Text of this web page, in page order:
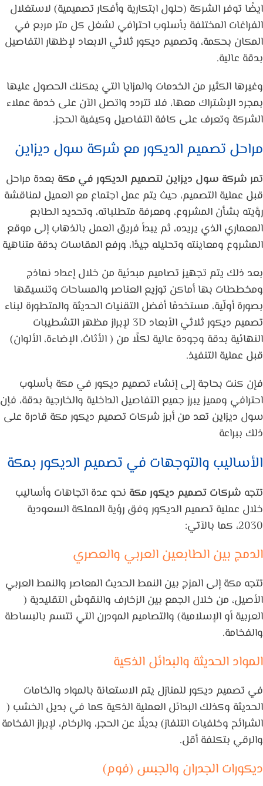
ايضًا توفر الشركة (حلول ابتكارية وأفكار تصميمية) لاستغلال
الفراغات المختلفة بأسلوب احترافي لشغل كل متر مربع في
المكان بحكمة، وتصميم ديكور ثلاثي الابعاد لإظهار التفاصيل
بدقة عالية.
وغيرها الكثير من الخدمات والمزايا التي يمكنك الحصول عليها
بمجرد الإشتراك معها، فلا تتردد واتصل الآن على خدمة عملاء
الشركة وتعرف على كافة التفاصيل وكيفية الحجز.
مراحل تصميم الديكور مع شركة سول ديزاين
تمر شركة سول ديزاين لتصميم الديكور في مكة بعدة مراحل
قبل عملية التصميم، حيث يتم عمل اجتماع مع العميل لمناقشة
رؤيته بشأن المشروع، ومعرفة متطلباته، وتحديد الطابع
المعماري الذي يريده، ثم يبدأ فريق العمل بالذهاب إلى موقع
المشروع ومعاينته وتحليله جيدًا، ورفع المقاسات بدقة متناهية
بعد ذلك يتم تجهيز تصاميم مبدئية من خلال إعداد نماذج
ومخططات بها أماكن توزيع العناصر والمساحات وتنسيقها
بصورة أولّية، مستخدمًا أفضل التقنيات الحديثة والمتطورة لبناء
تصميم ديكور ثلاثي الأبعاد 3D لإبراز مظهر التشطيبات
النهائية بدقة وجودة عالية لكلًا من ( الأثاث، الإضاءة، الألوان)
قبل عملية التنفيذ.
فإن كنت بحاجة إلى إنشاء تصميم ديكور في مكة بأسلوب
احترافي ومميز يبرز جميع التفاصيل الداخلية والخارجية بدقة، فإن
سول ديزاين تعد من أبرز شركات تصميم ديكور مكة قادرة على
ذلك ببراعة
الأساليب والتوجهات في تصميم الديكور بمكة
تتجه شركات تصميم ديكور مكة نحو عدة اتجاهات وأساليب
خلال عملية تصميم الديكور وفق رؤية المملكة السعودية
2030، كما بالآتي:
الدمج بين الطابعين العربي والعصري
تتجه مكة إلى المزج بين النمط الحديث المعاصر والنمط العربي
الأصيل، من خلال الجمع بين الزخارف والنقوش التقليدية (
العربية أو الإسلامية) والتصاميم المودرن التي تتسم بالبساطة
والفخامة.
المواد الحديثة والبدائل الذكية
في تصميم ديكور للمنازل يتم الاستعانة بالمواد والخامات
الحديثة وكذلك البدائل العملية الذكية كما في بديل الخشب (
الشرائح وخلفيات التلفاز) بديلًا عن الحجر، والرخام، لإبراز الفخامة
والرقي بتكلفة أقل.
ديكورات الجدران والجبس (فوم)